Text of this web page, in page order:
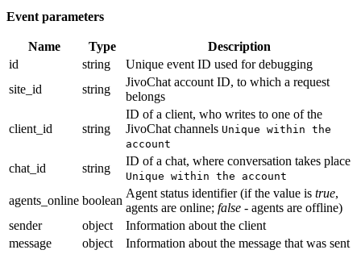
Event parameters
Name Type
Description
id
string
Unique event ID used for debugging
site_id
string
JivoChat account ID, to which a request
belongs
client_id string
ID of a client, who writes to one of the
JivoChat channels Unique within the
account
chat_id string
ID of a chat, where conversation takes place
Unique within the account
agents_online boolean
Agent status identifier (if the value is true,
agents are online; false - agents are offline)
sender
object
Information about the client
message
object
Information about the message that was sent